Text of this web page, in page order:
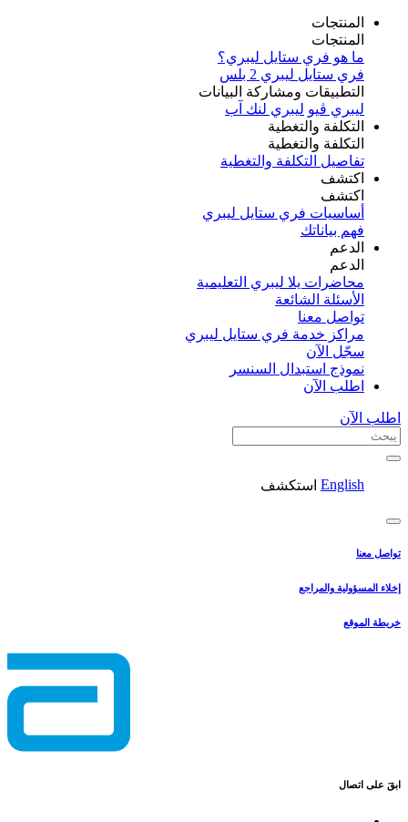
المنتجات
المنتجات
ما هو فري ستايل ليبري؟
فري ستايل ليبري 2 بلس​
التطبيقات ومشاركة البيانات
ليبري ڤيو ليبري لنك آب
التكلفة والتغطية
التكلفة والتغطية
تفاصيل التكلفة والتغطية
اكتشف​
اكتشف​
أساسيات فري ستايل ليبري
فهم بياناتك
الدعم
الدعم
محاضرات يلا ليبري التعليمية
الأسئلة الشائعة
تواصل معنا
مراكز خدمة فري ستايل ليبري
سجّل الآن​
نموذج استبدال السنسر
اطلب الآن
اطلب الآن
English استكشف
تواصل معنا
إخلاء المسؤولية والمراجع
خريطة الموقع
ابقَ على اتصال